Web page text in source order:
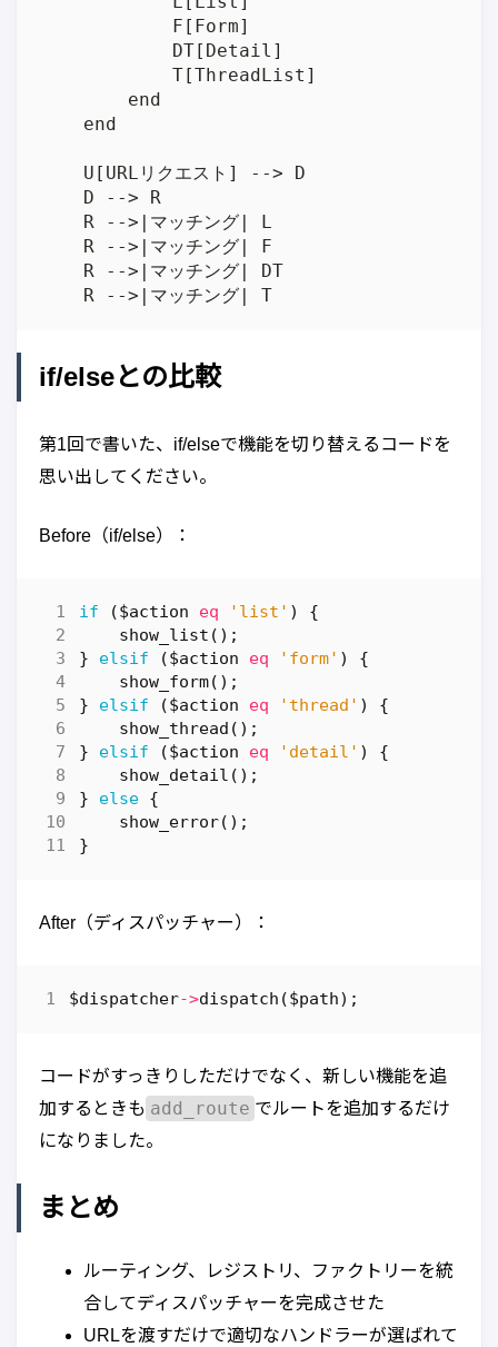
            F[Form]
            DT[Detail]
            T[ThreadList]
        end
    end
    U[URLリクエスト] --> D
    D --> R
    R -->|マッチング| L
    R -->|マッチング| F
    R -->|マッチング| DT
if/elseとの比較
第1回で書いた、if/elseで機能を切り替えるコードを
思い出してください。
Before（if/else）：
if ($action eq 'list' )
{
show_list ();
}
elsif ($action eq 'form' )
{
show_form();
}
elsif ($action eq 'thread' )
{
show_thread ();
}
elsif ($action eq 'detail' )
{
show_detail ();
}
else {
show_error();
}
After（ディスパッチャー）：
$dispatcher->dispatch ($path);
コードがすっきりしただけでなく、新しい機能を追
加するときも add_route でルートを追加するだけ
になりました。
まとめ
ルーティング、レジストリ、ファクトリーを統
合してディスパッチャーを完成させた
URLを渡すだけで適切なハンドラーが選ばれて